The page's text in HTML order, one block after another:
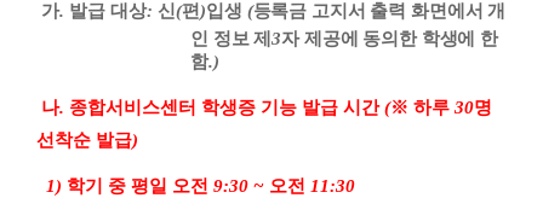
가. 발급 대상: 신 (편 )입생 (등록금 고지서 출력 화면에서 개
인 정보 제3자 제공에 동의한 학생에 한
함.)
나. 종합서비스센터 학생증 기능 발급 시간(※ 하루 30명
선착순 발급)
1) 학기 중 평일 오전9:30 ~ 오전 11:30